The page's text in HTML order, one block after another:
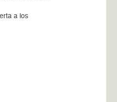
a los